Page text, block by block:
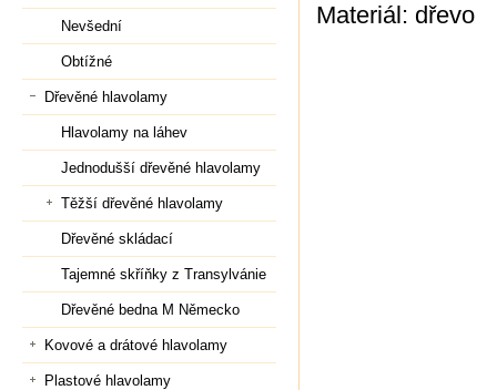
Materiál: dřevo
Nevšední
Obtížné
Dřevěné hlavolamy
Hlavolamy na láhev
Jednodušší dřevěné hlavolamy
Těžší dřevěné hlavolamy
Dřevěné skládací
Tajemné skříňky z Transylvánie
Dřevěné bedna M Německo
Kovové a drátové hlavolamy
Plastové hlavolamy